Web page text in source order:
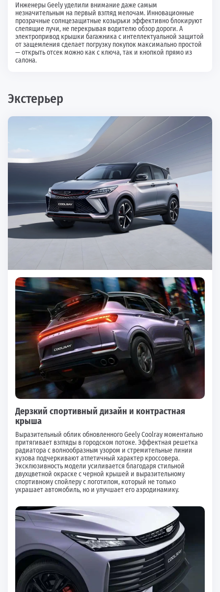
Инженеры Geely уделили внимание даже самым
незначительным на первый взгляд мелочам. Инновационные
прозрачные солнцезащитные козырьки эффективно блокируют
слепящие лучи, не перекрывая водителю обзор дороги. А
электропривод крышки багажника с интеллектуальной защитой
от защемления сделает погрузку покупок максимально простой
— открыть отсек можно как с ключа, так и кнопкой прямо из
салона.
Экстерьер
Дерзкий спортивный дизайн и контрастная
крыша
Выразительный облик обновленного Geely Coolray моментально
притягивает взгляды в городском потоке. Эффектная решетка
радиатора с волнообразным узором и стремительные линии
кузова подчеркивают атлетичный характер кроссовера.
Эксклюзивность модели усиливается благодаря стильной
двухцветной окраске с черной крышей и выразительному
спортивному спойлеру с логотипом, который не только
украшает автомобиль, но и улучшает его аэродинамику.